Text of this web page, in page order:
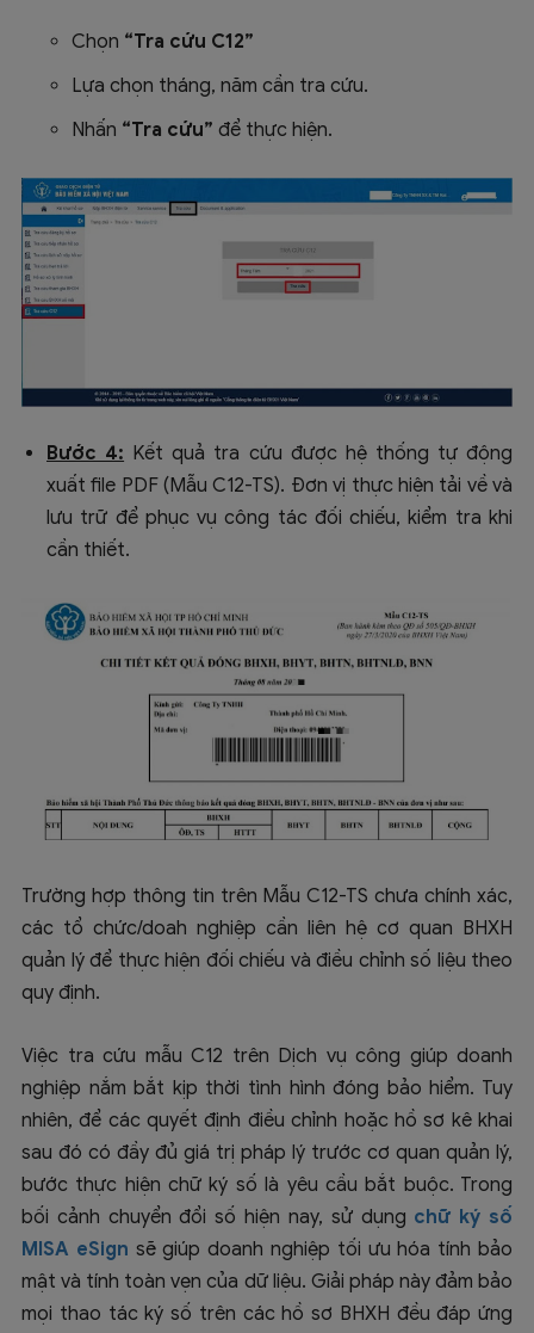
Chọn “Tra cứu C12”
Lựa chọn tháng, năm cần tra cứu.
Nhấn “Tra cứu” để thực hiện.
Bước 4: Kết quả tra cứu được hệ thống tự động
xuất file PDF (Mẫu C12-TS). Đơn vị thực hiện tải về và
lưu trữ để phục vụ công tác đối chiếu, kiểm tra khi
cần thiết.
Trường hợp thông tin trên Mẫu C12-TS chưa chính xác,
các tổ chức/doah nghiệp cần liên hệ cơ quan BHXH
quản lý để thực hiện đối chiếu và điều chỉnh số liệu theo
quy định.
Việc tra cứu mẫu C12 trên Dịch vụ công giúp doanh
nghiệp nắm bắt kịp thời tình hình đóng bảo hiểm. Tuy
nhiên, để các quyết định điều chỉnh hoặc hồ sơ kê khai
sau đó có đầy đủ giá trị pháp lý trước cơ quan quản lý,
bước thực hiện chữ ký số là yêu cầu bắt buộc. Trong
bối cảnh chuyển đổi số hiện nay, sử dụng chữ ký số
MISA eSign sẽ giúp doanh nghiệp tối ưu hóa tính bảo
mật và tính toàn vẹn của dữ liệu. Giải pháp này đảm bảo
mọi thao tác ký số trên các hồ sơ BHXH đều đáp ứng